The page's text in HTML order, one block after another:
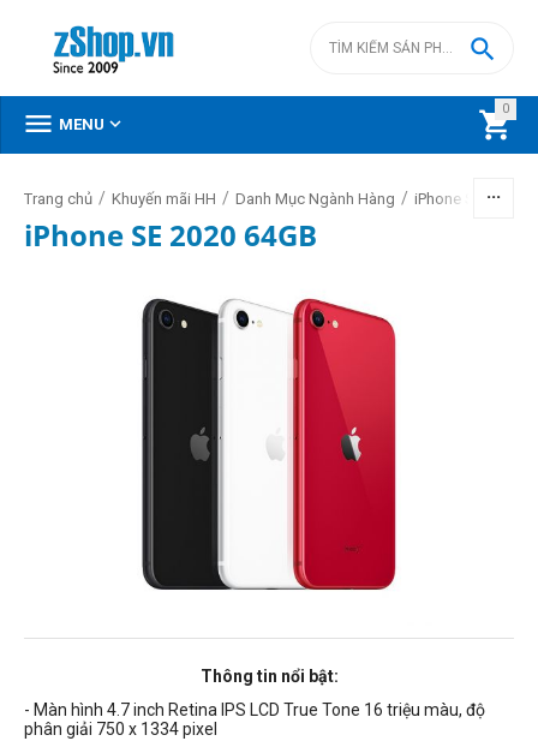
0


 MENU 
Trang chủ / Khuyến mãi HH / Danh Mục Ngành Hàng / iPhone SE 2020
iPhone SE 2020 64GB
Thông tin nổi bật:
- Màn hình 4.7inch Retina IPS LCD True Tone 16 triệu màu, độ
phân giải 750 x 1334 pixel